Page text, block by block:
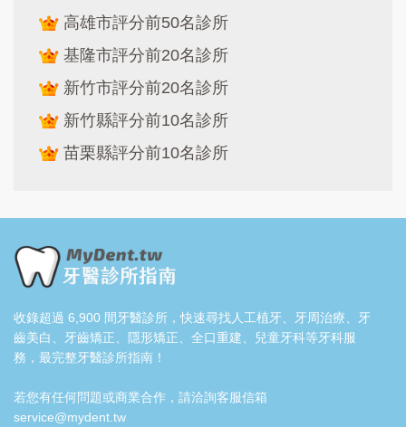
高雄市評分前50名診所
基隆市評分前20名診所
新竹市評分前20名診所
新竹縣評分前10名診所
苗栗縣評分前10名診所
收錄超過 6,900 間牙醫診所，快速尋找人工植牙、牙周治療、牙
齒美白、牙齒矯正、隱形矯正、全口重建、兒童牙科等牙科服
務，最完整牙醫診所指南！
若您有任何問題或商業合作，請洽詢客服信箱
service@mydent.tw